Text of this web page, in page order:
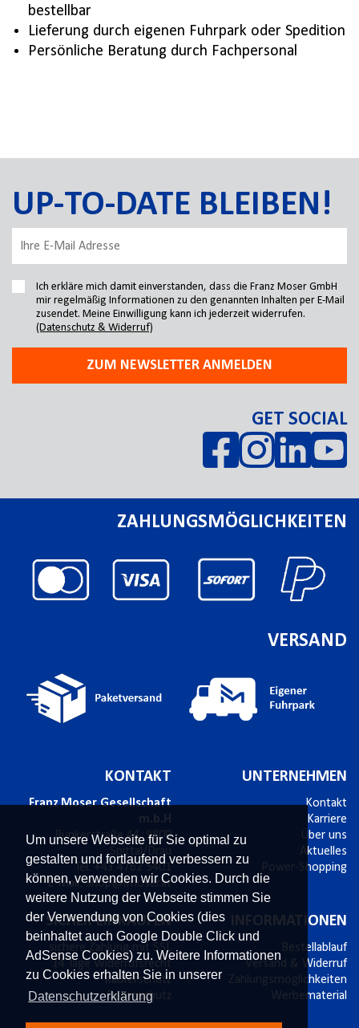
Um unsere Webseite für Sie optimal zu
gestalten und fortlaufend verbessern zu
können, verwenden wir Cookies. Durch die
weitere Nutzung der Webseite stimmen Sie
der Verwendung von Cookies (dies
beinhaltet auch Google Double Click und
AdSense Cookies) zu. Weitere Informationen
zu Cookies erhalten Sie in unserer
Datenschutzerklärung
bestellbar
Lieferung durch eigenen Fuhrpark oder Spedition
Persönliche Beratung durch Fachpersonal
UP-TO-DATE BLEIBEN!
Ich erkläre mich damit einverstanden, dass die Franz Moser GmbH
mir regelmäßig Informationen zu den genannten Inhalten per E-Mail
zusendet. Meine Einwilligung kann ich jederzeit widerrufen.
(Datenschutz & Widerruf)
ZUM NEWSLETTER ANMELDEN
GET SOCIAL
ZAHLUNGSMÖGLICHKEITEN
VERSAND
KONTAKT
Franz Moser Gesellschaft
m.b.H
Bünkerstraße 44,9800
Spittal/Drau
Tel. +43 4762 5401
E-Mail: shop@fmoser.at
UNTERNEHMEN
Kontakt
Karriere
Über uns
Aktuelles
Power-Shopping
SICHER EINKAUFEN
sichere Zahlung mit SSL
14 Tage Widerrufsrecht
Käuferschutz
Datenschutz
INFORMATIONEN
Bestellablauf
Versand & Widerruf
Zahlungsmöglichkeiten
Werbematerial